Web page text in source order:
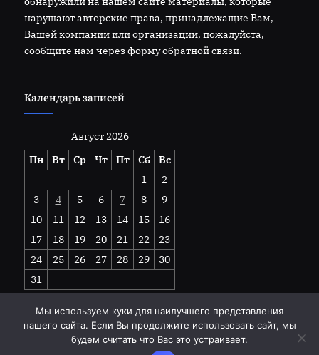
нарушают авторские права, принадлежащие Вам,
Вашей компании или организации, пожалуйста,
сообщите нам через форму обратной связи.
Календарь записей
Август 2026
Пн
Вт Ср Чт Пт Сб
Вс
1
2
3
4 5 6 7 8
9
10
11 12 13 14 15
16
17
18 19 20 21 22
23
24
25 26 27 28 29
30
31
Copyright © 2026 goodhandwork.ru.
Мы используем куки для наилучшего представления
нашего сайта. Если Вы продолжите использовать сайт, мы
будем считать что Вас это устраивает.